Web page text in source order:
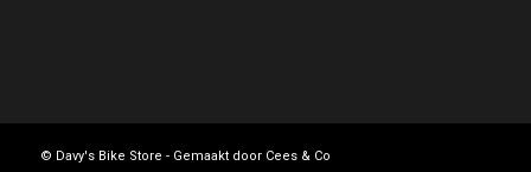
© Davy's Bike Store - Gemaakt door Cees & Co